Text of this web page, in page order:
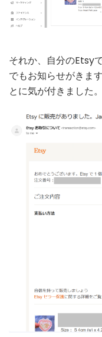
それか、自分のEtsy
でもお知らせがきま
とに気が付きました